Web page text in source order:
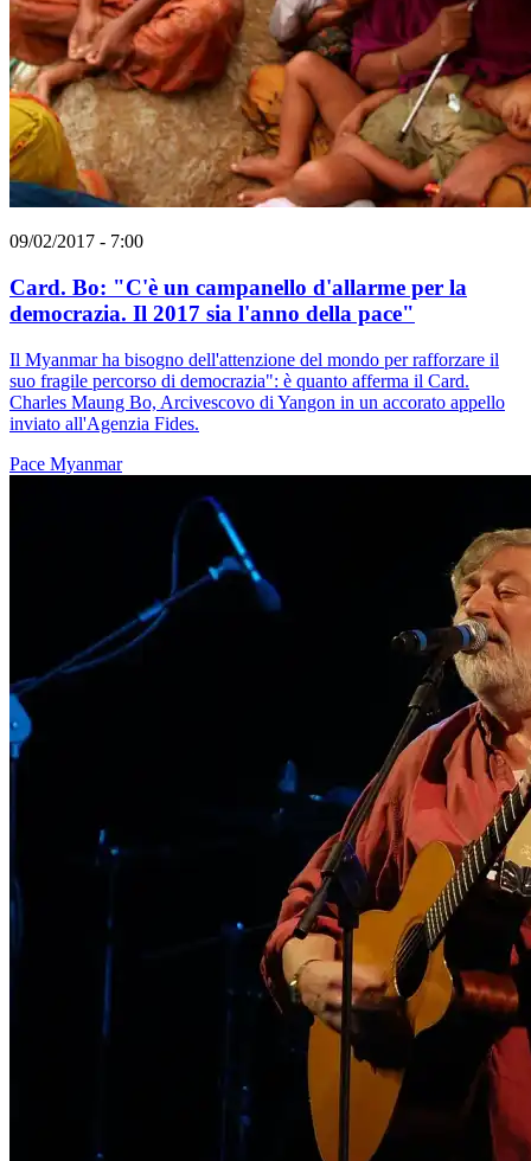
09/02/2017 - 7:00
Card. Bo: "C'è un campanello d'allarme per la
democrazia. Il 2017 sia l'anno della pace"
Il Myanmar ha bisogno dell'attenzione del mondo per rafforzare il
suo fragile percorso di democrazia": è quanto afferma il Card.
Charles Maung Bo, Arcivescovo di Yangon in un accorato appello
inviato all'Agenzia Fides.
Pace Myanmar